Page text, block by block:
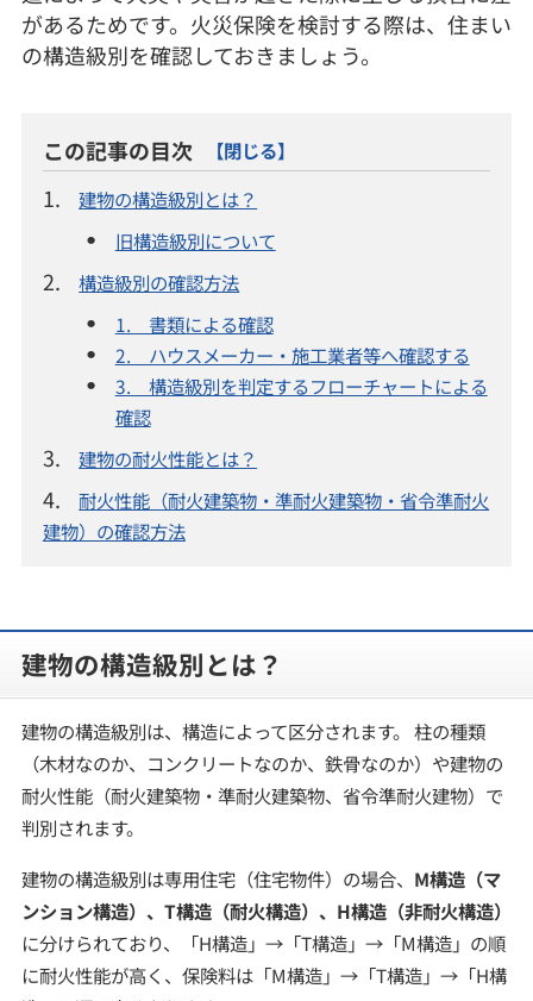
があるためです。火災保険を検討する際は、住まい
の構造級別を確認しておきましょう。
この記事の目次 【閉じる】
1.
建物の構造級別とは？
旧構造級別について
2.
構造級別の確認方法
1. 書類による確認
2. ハウスメーカー・施工業者等へ確認する
3. 構造級別を判定するフローチャートによる
確認
3. 建物の耐火性能とは？
4.
耐火性能（耐火建築物・準耐火建築物・省令準耐火
建物）の確認方法
建物の構造級別とは？
建物の構造級別は、構造によって区分されます。 柱の種類
（木材なのか、コンクリートなのか、鉄骨なのか）や建物の
耐火性能（耐火建築物・準耐火建築物、省令準耐火建物）で
判別されます。
建物の構造級別は専用住宅（住宅物件）の場合、 M構造（マ
ンション構造）、T構造（耐火構造）、H構造（非耐火構造）
に分けられており、「H構造」→「T構造」→「M構造」の順
に耐火性能が高く、保険料は「M構造」→「T構造」→「H構